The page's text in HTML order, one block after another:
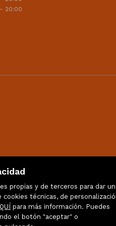
propias y de terceros para dar un
técnicas, de
para más información. Puedes
el botón "aceptar" o
20:00